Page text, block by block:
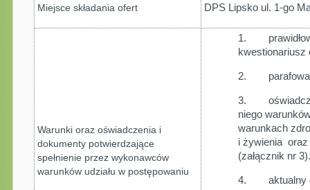
Miejsce składania ofert DPS Lipsko ul. 1-go
Warunki oraz oświadczenia i
dokumenty potwierdzające
spełnienie przez wykonawców
warunków udziału w postępowaniu
1.
kwestionariusz
2.
3.
niego
warunkach
i żywienia oraz
(załącznik nr
4. aktualny